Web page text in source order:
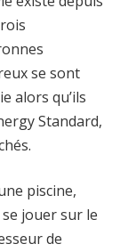
se sont
alors qu’ils
Standard,
piscine,
jouer sur le
de